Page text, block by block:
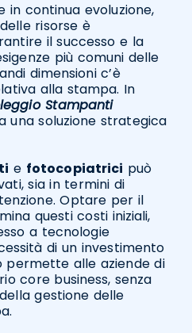
in continua evoluzione,
risorse è
il successo e la
più comuni delle
dimensioni c’è
alla stampa. In
Stampanti
soluzione strategica
e fotocopiatrici può
sia in termini di
Optare per il
questi costi iniziali,
a tecnologie
di un investimento
permette alle aziende di
core business, senza
gestione delle